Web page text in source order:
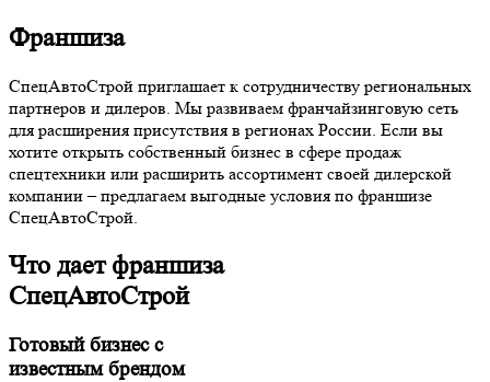
Франшиза
СпецАвтоСтрой приглашает к сотрудничеству региональных
партнеров и дилеров. Мы развиваем франчайзинговую сеть
для расширения присутствия в регионах России. Если вы
хотите открыть собственный бизнес в сфере продаж
спецтехники или расширить ассортимент своей дилерской
компании – предлагаем выгодные условия по франшизе
СпецАвтоСтрой.
Что дает франшиза
СпецАвтоСтрой
Готовый бизнес с
известным брендом